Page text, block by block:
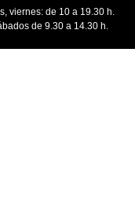
viernes: de 10 a 19.30 h.
de 9.30 a 14.30 h.